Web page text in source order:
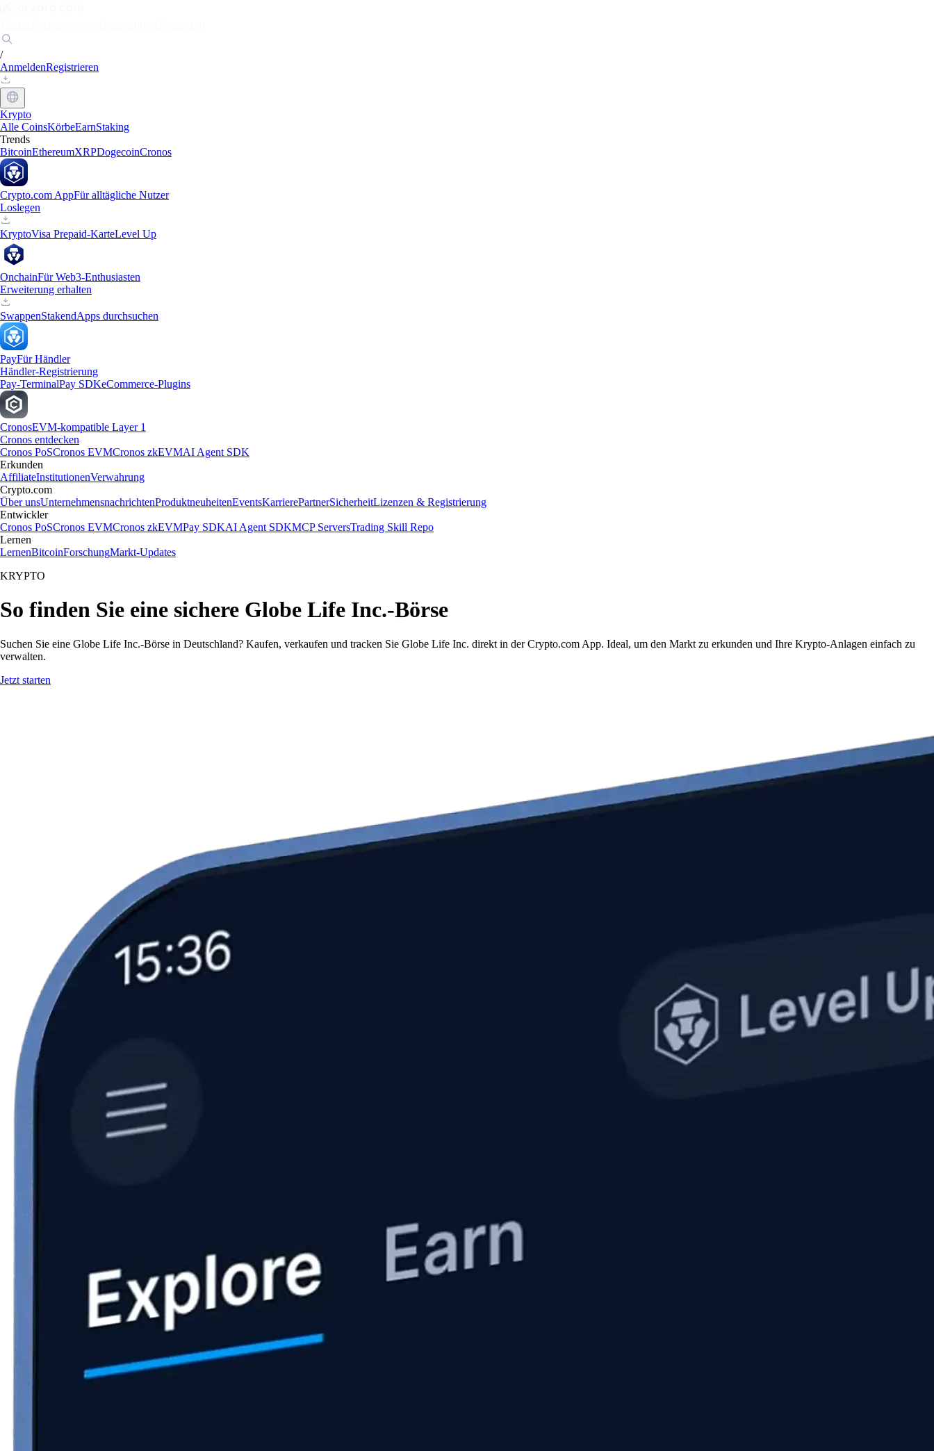
/
AnmeldenRegistrieren
Krypto
Alle CoinsKörbeEarnStaking
Trends
BitcoinEthereumXRPDogecoinCronos
Crypto.com AppFür alltägliche Nutzer
Loslegen
KryptoVisa Prepaid-KarteLevel Up
OnchainFür Web3-Enthusiasten
Erweiterung erhalten
SwappenStakendApps durchsuchen
PayFür Händler
Händler-Registrierung
Pay-TerminalPay SDKeCommerce-Plugins
CronosEVM-kompatible Layer 1
Cronos entdecken
Cronos PoSCronos EVMCronos zkEVMAI Agent SDK
Erkunden
AffiliateInstitutionenVerwahrung
Crypto.com
Über unsUnternehmensnachrichtenProduktneuheitenEventsKarrierePartnerSicherheitLizenzen & Registrierung
Entwickler
Cronos PoSCronos EVMCronos zkEVMPay SDKAI Agent SDKMCP ServersTrading Skill Repo
Lernen
LernenBitcoinForschungMarkt-Updates
KRYPTO
So finden Sie eine sichere Globe Life Inc.-Börse
Suchen Sie eine Globe Life Inc.-Börse in Deutschland? Kaufen, verkaufen und tracken Sie Globe Life Inc. direkt in der Crypto.com App. Ideal, um den Markt zu erkunden und Ihre Krypto-Anlagen einfach zu
verwalten.
Jetzt starten